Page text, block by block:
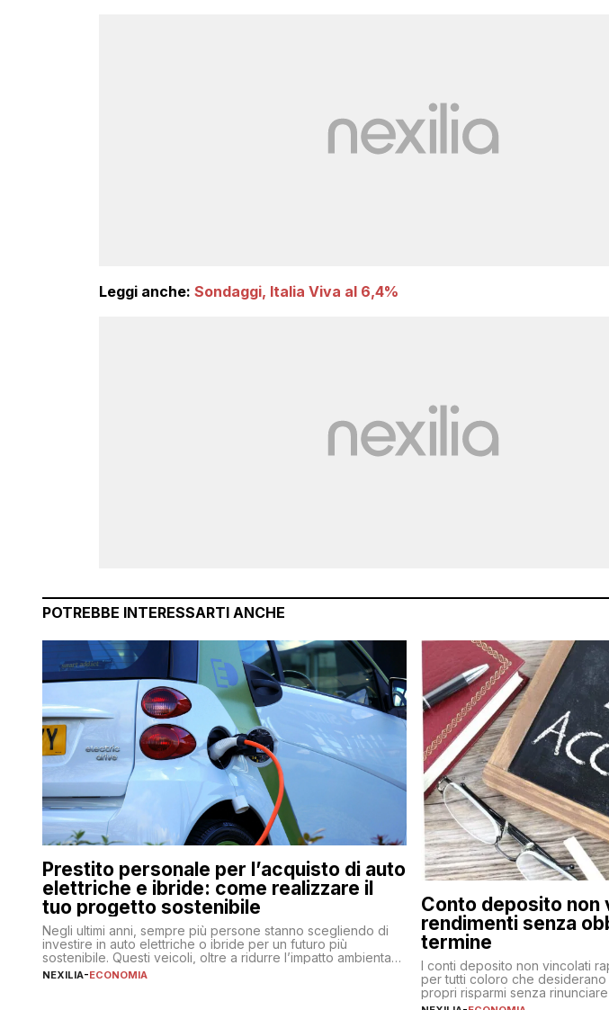
Leggi anche: Sondaggi, Italia Viva al 6,4%
POTREBBE INTERESSARTI ANCHE
Prestito personale per l’acquisto di auto
elettriche e ibride: come realizzare il
tuo progetto sostenibile
Negli ultimi anni, sempre più persone stanno scegliendo di
investire in auto elettriche o ibride per un futuro più
sostenibile. Questi veicoli, oltre a ridurre l’impatto ambientale,
offrono vantaggi economici a lungo termine, come minori
NEXILIA-ECONOMIA
Conto deposito non
rendimenti senza
termine
I conti deposito non vincolati
per tutti coloro che
propri risparmi senza
necessità. A differenza delle